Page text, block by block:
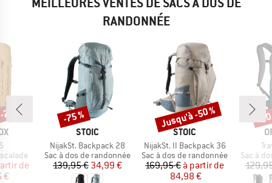
RANDONNÉE
réduit
de
€
%
MARQUE
STOIC
Article
NijakSt. Backpack 28
Product group
Sac à dos de randonnée
Prix
139,95 €Prix réduit
34,99 €
Remise
-75 %
MARQUE
STOIC
Article
NijakSt. II Backpack 36
Product group
Sac à dos de randonnée
Prix
169,95 € Prix réduit
à partir de
84,98 €
Remise
Jusqu'à -50 %
Product
Sac à
-